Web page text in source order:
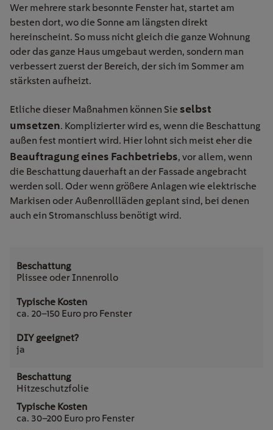
Wer mehrere stark besonnte Fenster hat, startet am
besten dort, wo die Sonne am längsten direkt
hereinscheint. So muss nicht gleich die ganze Wohnung
oder das ganze Haus umgebaut werden, sondern man
verbessert zuerst der Bereich, der sich im Sommer am
stärksten aufheizt.
Etliche dieser Maßnahmen können Sie selbst
umsetzen. Komplizierter wird es, wenn die Beschattung
außen fest montiert wird. Hier lohnt sich meist eher die
Beauftragung eines Fachbetriebs, vor allem, wenn
die Beschattung dauerhaft an der Fassade angebracht
werden soll. Oder wenn größere Anlagen wie elektrische
Markisen oder Außenrollläden geplant sind, bei denen
auch ein Stromanschluss benötigt wird.
Plissee oder Innenrollo
ca. 20–150 Euro pro Fenster
ja
Hitzeschutzfolie
ca. 30–200 Euro pro Fenster